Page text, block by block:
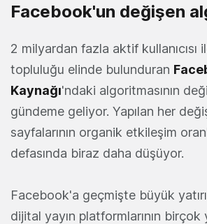
Facebook'un değişen
2 milyardan fazla aktif kullanıcısı
topluluğu elinde bulunduran
Kaynağı'ndaki algoritmasının
gündeme geliyor. Yapılan her
sayfalarının organik etkileşim
defasında biraz daha düşüyor.
Facebook'a geçmişte büyük
dijital yayın platformlarının